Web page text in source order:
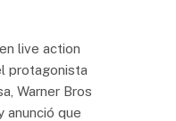
live action
protagonista
Warner Bros
anunció que